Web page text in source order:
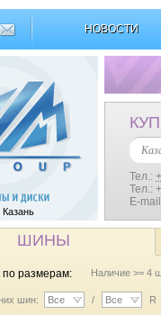
НОВОСТИ
Казань
Тел.:
Тел.:
E-
ШИНЫ
по размерам: Наличие >= 4
шин: Все / Все R